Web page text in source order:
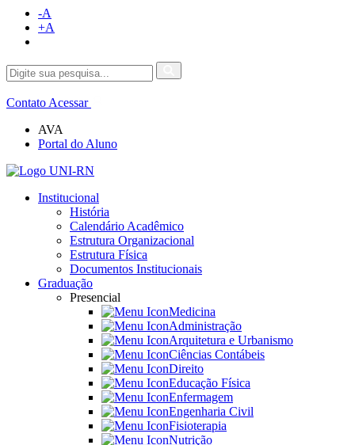
-A
+A
Contato Acessar
AVA
Portal do Aluno
Institucional
História
Calendário Acadêmico
Estrutura Organizacional
Estrutura Física
Documentos Institucionais
Graduação
Presencial
Medicina
Administração
Arquitetura e Urbanismo
Ciências Contábeis
Direito
Educação Física
Enfermagem
Engenharia Civil
Fisioterapia
Nutrição